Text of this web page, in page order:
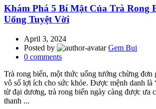
Khám Phá 5 Bí Mật Của Trà Rong
Uống Tuyệt Vời
April 3, 2024
Posted by
Gem Bui
0 comments
Trà rong biển, một thức uống tưởng chừng đơn
vô số lợi ích cho sức khỏe. Được mệnh danh là
từ đại dương, trà rong biển ngày càng được ưa
thanh ...